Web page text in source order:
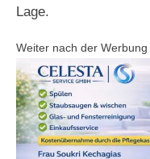
Lage.
Weiter nach der Werbung